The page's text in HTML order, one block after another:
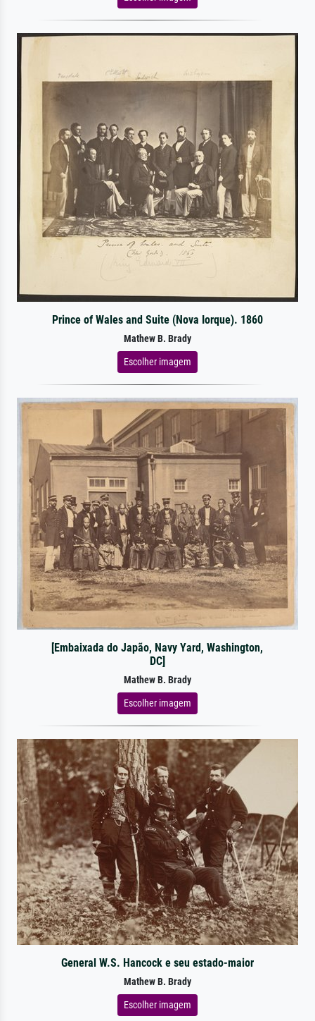
Prince of Wales and Suite (Nova Iorque). 1860
Mathew B. Brady
Escolher imagem
[Embaixada do Japão, Navy Yard, Washington,
DC]
Mathew B. Brady
Escolher imagem
General W.S. Hancock e seu estado-maior
Mathew B. Brady
Escolher imagem